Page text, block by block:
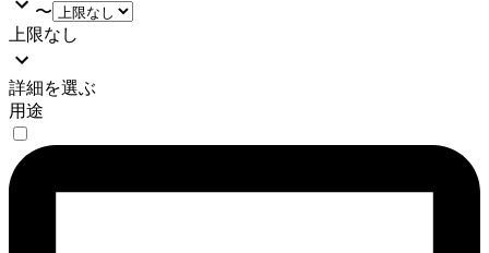
〜
上限なし
詳細を選ぶ
用途